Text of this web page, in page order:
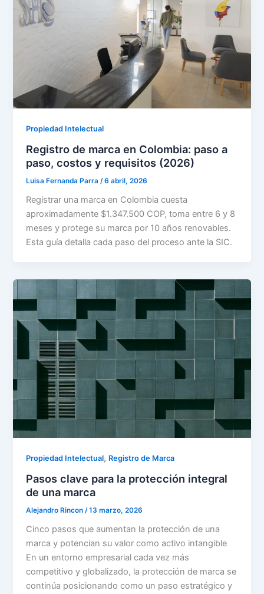
Propiedad Intelectual
Registro de marca en Colombia: paso a
paso, costos y requisitos (2026)
Luisa Fernanda Parra /6 abril, 2026
Registrar una marca en Colombia cuesta
aproximadamente $1.347.500 COP, toma entre 6 y 8
meses y protege su marca por 10 años renovables.
Esta guía detalla cada paso del proceso ante la SIC.
Propiedad Intelectual, Registro de Marca
Pasos clave para la protección integral
de una marca
Alejandro Rincon /13 marzo, 2026
Cinco pasos que aumentan la protección de una
marca y potencian su valor como activo intangible
En un entorno empresarial cada vez más
competitivo y globalizado, la protección de marca se
continúa posicionando como un paso estratégico y